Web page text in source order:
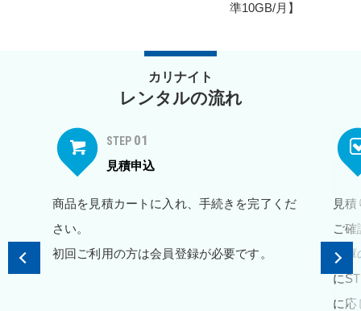
準10GB/月】
カリナイト
レンタルの流れ
STEP 01
見積申込
商品を見積カートに入れ、手続きを完了くだ
さい。
初回ご利用の方は会員登録が必要です。
見
ご確
在
に
に応